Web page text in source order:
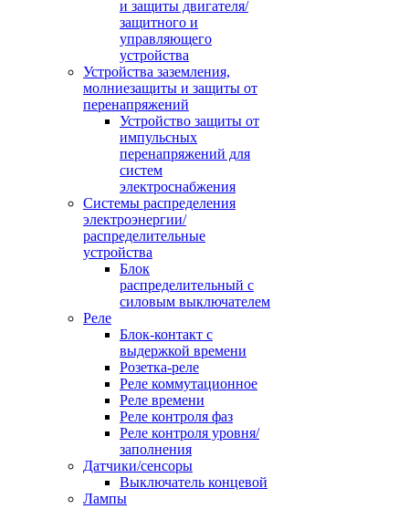
и защиты двигателя/
защитного и
управляющего
устройства
Устройства заземления,
молниезащиты и защиты от
перенапряжений
Устройство защиты от
импульсных
перенапряжений для
систем
электроснабжения
Системы распределения
электроэнергии/
распределительные
устройства
Блок
распределительный с
силовым выключателем
Реле
Блок-контакт с
выдержкой времени
Розетка-реле
Реле коммутационное
Реле времени
Реле контроля фаз
Реле контроля уровня/
заполнения
Датчики/сенсоры
Выключатель концевой
Лампы